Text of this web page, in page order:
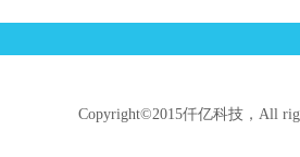
Copyright©2015仟亿科技，All